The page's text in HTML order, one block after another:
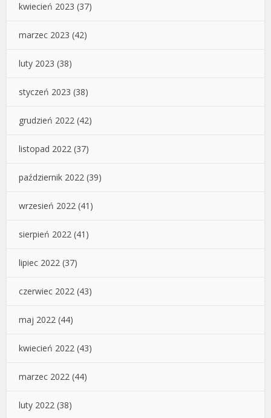
kwiecień 2023 (37)
marzec 2023 (42)
luty 2023 (38)
styczeń 2023 (38)
grudzień 2022 (42)
listopad 2022 (37)
październik 2022 (39)
wrzesień 2022 (41)
sierpień 2022 (41)
lipiec 2022 (37)
czerwiec 2022 (43)
maj 2022 (44)
kwiecień 2022 (43)
marzec 2022 (44)
luty 2022 (38)